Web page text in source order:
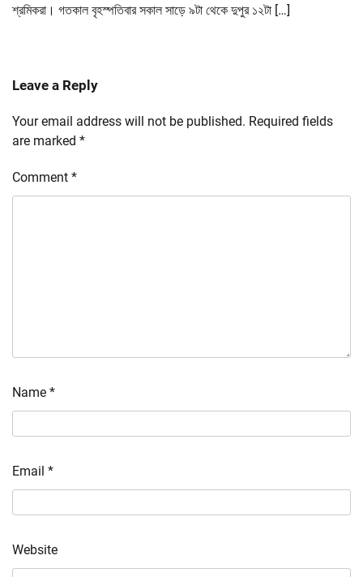
শ্রমিকরা। গতকাল বৃহস্পতিবার সকাল সাড়ে ৯টা থেকে দুপুর ১২টা […]
Leave a Reply
Your email address will not be published. Required fields
are marked *
Comment *
Name *
Email *
Website